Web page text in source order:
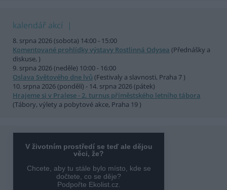
kalendář akcí
8. srpna 2026 (sobota) 14:00 - 15:00
Komentované prohlídky výstavy Rostlinná Odysea (Přednášky a
diskuse, )
9. srpna 2026 (neděle) 10:00 - 16:00
Oslava Světového dne lvů (Festivaly a slavnosti, Praha 7 )
10. srpna 2026 (pondělí) - 14. srpna 2026 (pátek)
Hrajeme si v Pralese - 2. turnus příměstského letního tábora
(Tábory, výlety a pobytové akce, Praha 19 )